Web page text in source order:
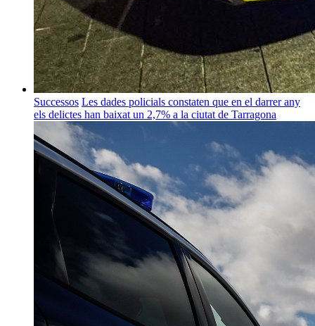
Successos Les dades policials constaten que en el darrer any
els delictes han baixat un 2,7% a la ciutat de Tarragona